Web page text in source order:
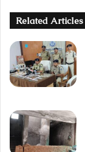
Related Articles